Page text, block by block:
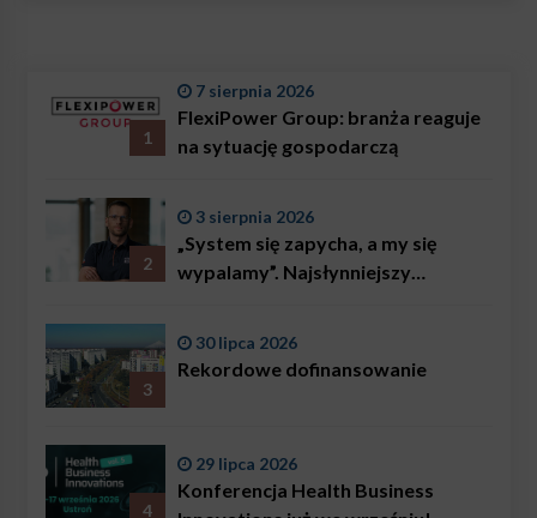
1
7 sierpnia 2026
FlexiPower Group: branża reaguje
na sytuację gospodarczą
2
3 sierpnia 2026
„System się zapycha, a my się
wypalamy”. Najsłynniejszy
problemem są nie tylko choroby
3
30 lipca 2026
Rekordowe dofinansowanie
4
29 lipca 2026
Konferencja Health Business